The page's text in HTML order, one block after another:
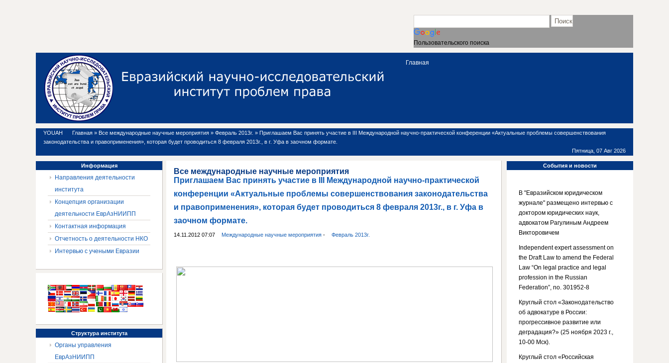
Пользовательского поиска
Главная
YOUAH Главная » Все международные научные мероприятия » Февраль 2013г. » Приглашаем Вас принять участие в III Международной научно-практической конференции «Актуальные проблемы совершенствования
законодательства и правоприменения», которая будет проводиться 8 февраля 2013г., в г. Уфа в заочном формате.
Пятница, 07 Авг 2026
Все международные научные мероприятия
Приглашаем Вас принять участие в III Международной научно-практической
конференции «Актуальные проблемы совершенствования законодательства
и правоприменения», которая будет проводиться 8 февраля 2013г., в г. Уфа в
заочном формате.
14.11.2012 07:07 Международные научные мероприятия- Февраль 2013г.
Информация
Направления деятельности
института
Концепция организации
деятельности ЕврАзНИИПП
Контактная информация
Отчетность о деятельности НКО
Интервью с учеными Евразии
Структураинститута
Органы управления
ЕврАзНИИПП
События и новости
В "Евразийском юридическом
журнале" размещено интервью с
доктором юридических наук,
адвокатом Рагулиным Андреем
Викторовичем
Independent expert assessment on
the Draft Law to amend the Federal
Law “On legal practice and legal
profession in the Russian
Federation”, no. 301952-8
Круглый стол «Законодательство
об адвокатуре в России:
прогрессивное развитие или
деградация?» (25 ноября 2023 г.,
10-00 Мск).
Круглый стол «Российская